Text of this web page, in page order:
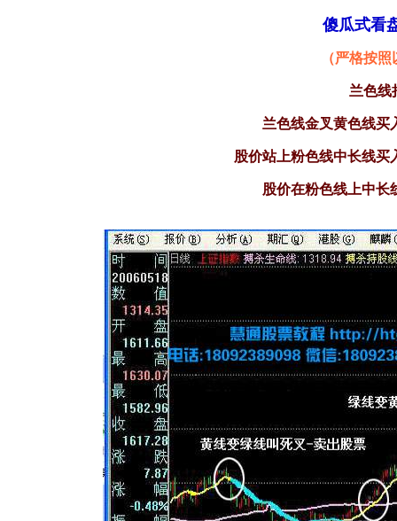
傻瓜式看
（严格按
兰色线
兰色线金叉黄色线买
股价站上粉色线中长线买
股价在粉色线上中长